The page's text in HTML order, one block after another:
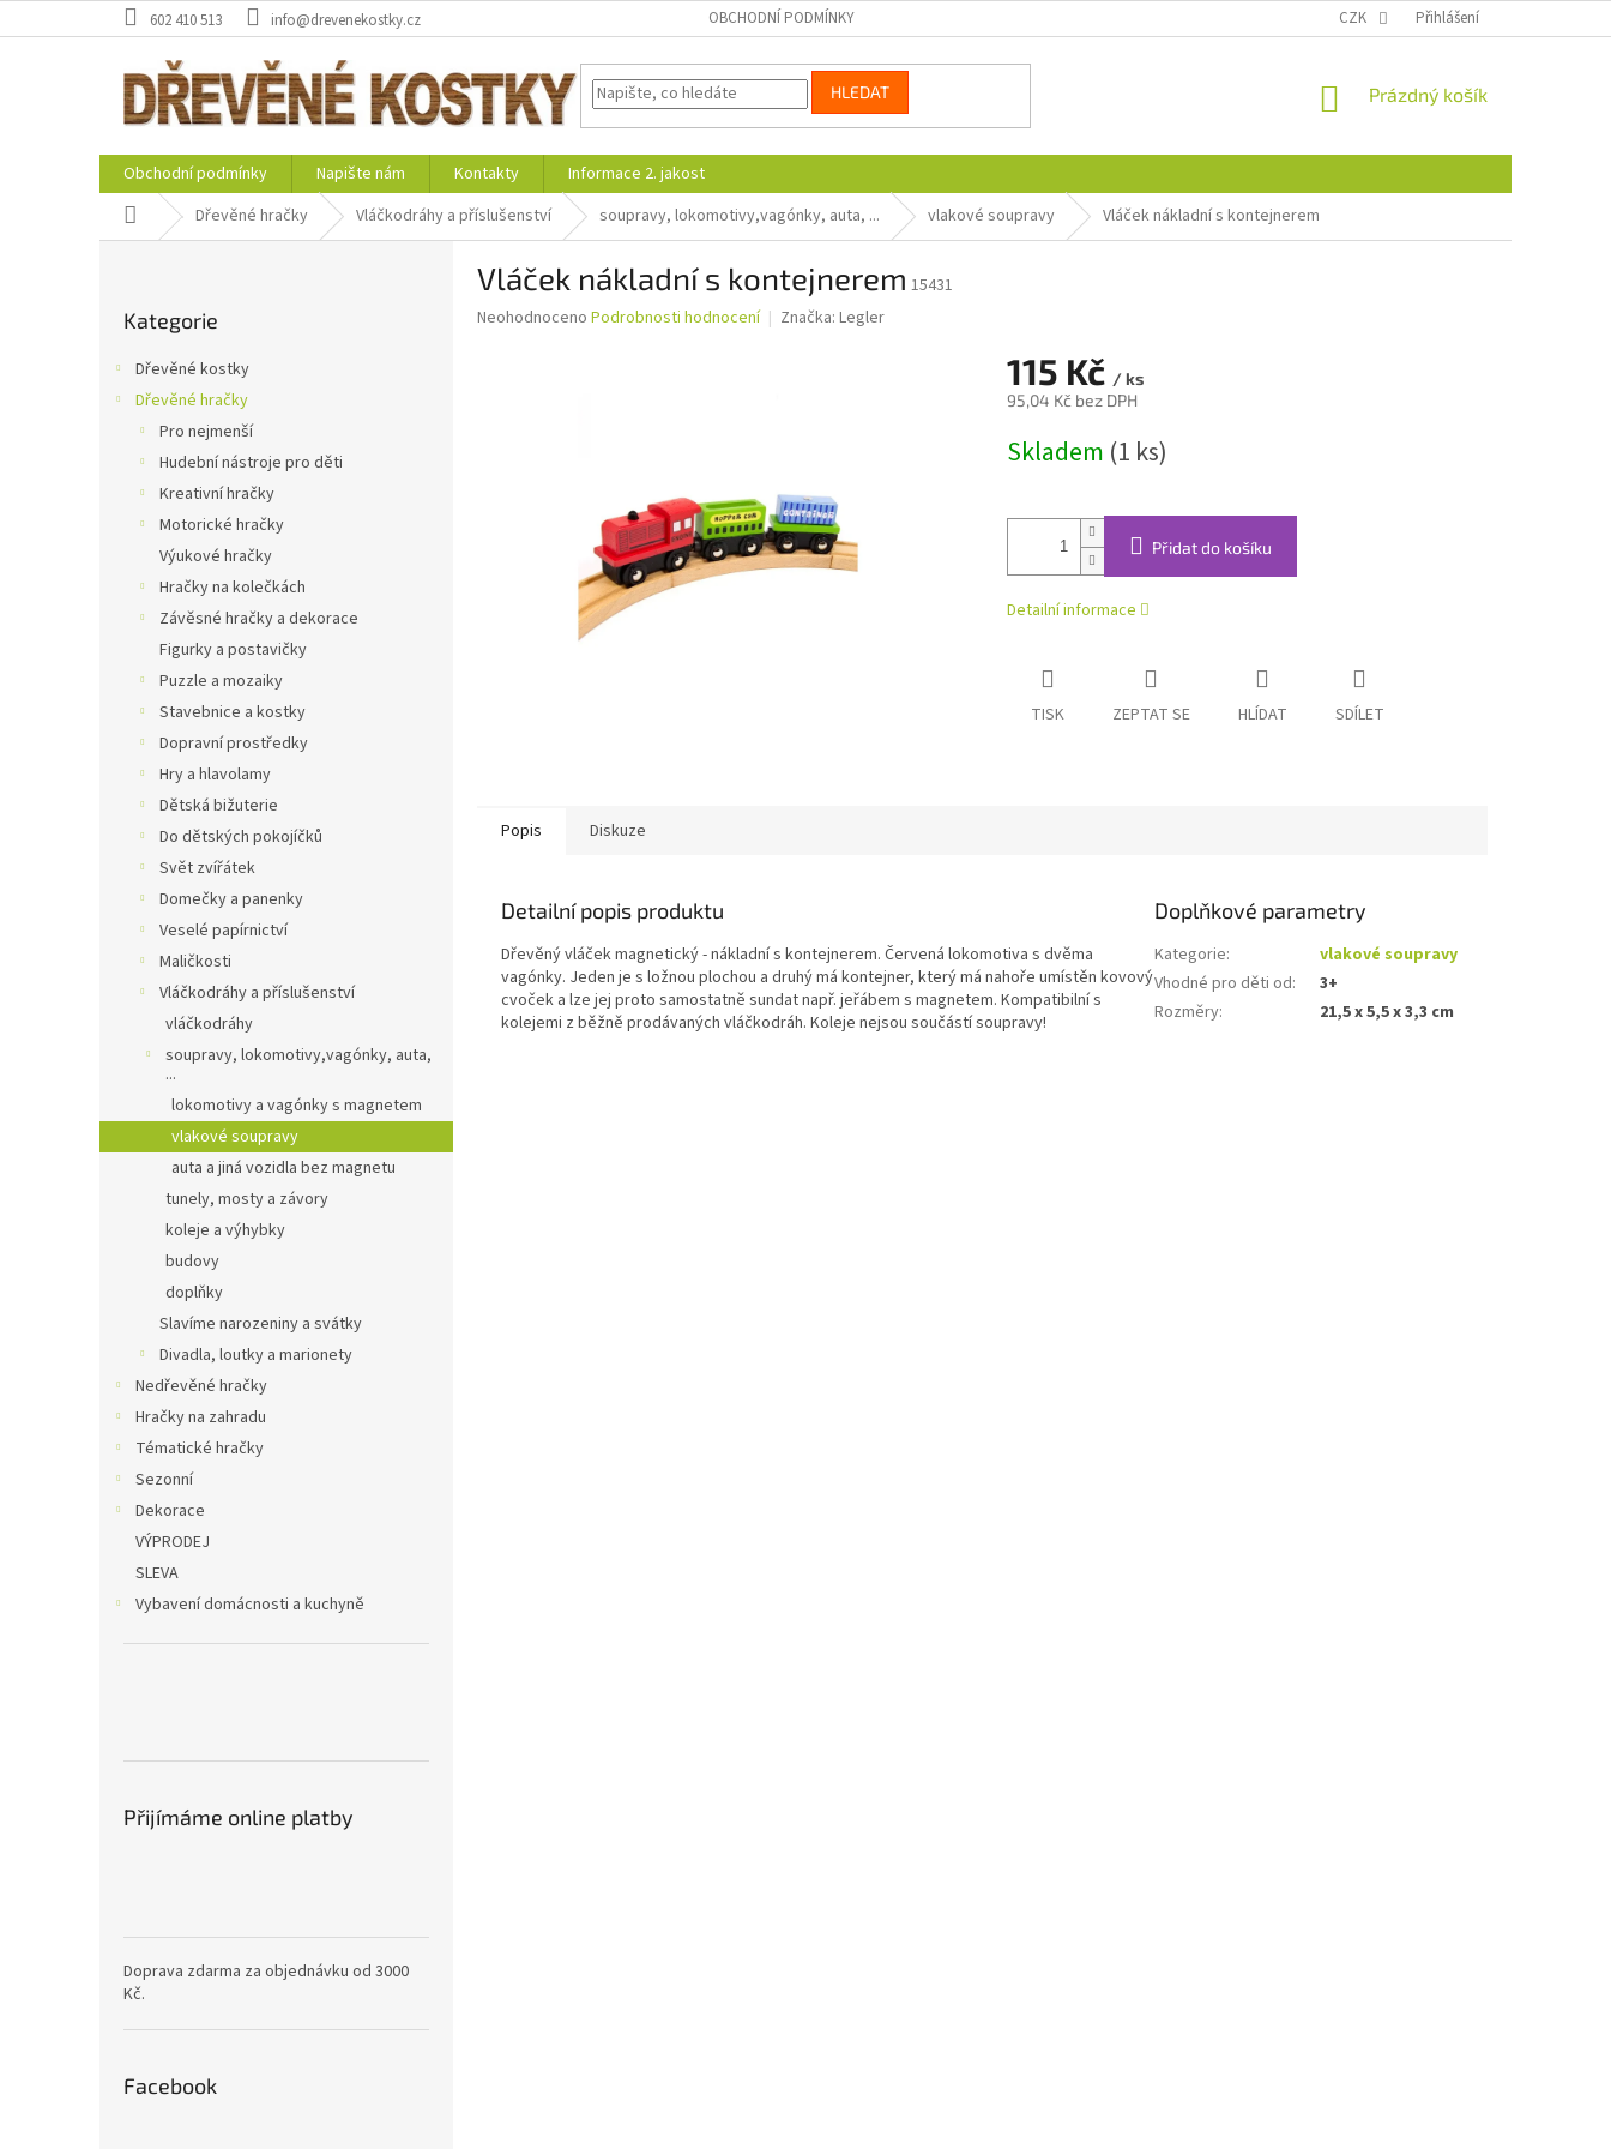
na
602 410 513 info@drevenekostky.cz OBCHODNÍ PODMÍNKY CZK Přihlášení
HLEDAT
NÁKUPNÍ
Prázdný košík
Obchodní podmínky Napište nám Kontakty
Informace 2. jakost
Domů Dřevěné hračky Vláčkodráhy a příslušenství soupravy, lokomotivy,vagónky, auta, ... vlakové soupravy Vláček nákladní s kontejnerem
kategorie
Kategorie
Dřevěné kostky
Dřevěné hračky
Pro nejmenší
Hudební nástroje pro děti
Kreativní hračky
Motorické hračky
Výukové hračky
Hračky na kolečkách
Závěsné hračky a dekorace
Figurky a postavičky
Puzzle a mozaiky
Stavebnice a kostky
Dopravní prostředky
Hry a hlavolamy
Dětská bižuterie
Do dětských pokojíčků
Svět zvířátek
Domečky a panenky
Veselé papírnictví
Maličkosti
Vláčkodráhy a příslušenství
vláčkodráhy
soupravy, lokomotivy,vagónky, auta,
...
lokomotivy a vagónky s magnetem
vlakové soupravy
auta a jiná vozidla bez magnetu
tunely, mosty a závory
koleje a výhybky
budovy
doplňky
Slavíme narozeniny a svátky
Divadla, loutky a marionety
Nedřevěné hračky
Hračky na zahradu
Tématické hračky
Sezonní
Dekorace
VÝPRODEJ
SLEVA
Vybavení domácnosti a kuchyně
Přijímáme online platby
Doprava zdarma za objednávku od 3000
Kč.
Facebook
Vláček nákladní s kontejnerem 15431
Průměrné
Neohodnoceno Podrobnosti hodnocení Značka: Legler
115 Kč / ks
95,04 Kč bez DPH
cena:
Skladem (1 ks)
Přidat do košíku
Detailní informace
TISK ZEPTAT SE HLÍDAT SDÍLET
Popis Diskuze
Detailní popis produktu
Dřevěný vláček magnetický - nákladní s kontejnerem. Červená lokomotiva s dvěma
vagónky. Jeden je s ložnou plochou a druhý má kontejner, který má nahoře umístěn kovový
cvoček a lze jej proto samostatně sundat např. jeřábem s magnetem. Kompatibilní s
kolejemi z běžně prodávaných vláčkodráh. Koleje nejsou součástí soupravy!
Doplňkové parametry
Kategorie:
vlakové soupravy
Vhodné pro děti od:
3+
Rozměry: 21,5 x 5,5 x 3,3 cm